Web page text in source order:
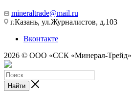
mineraltrade@mail.ru
г.Казань, ул.Журналистов, д.103
Вконтакте
2026 © ООО «ССК «Минерал-Трейд»
Найти